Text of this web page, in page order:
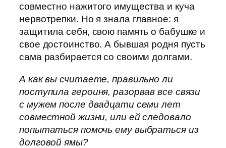
совместно нажитого имущества и куча
нервотрепки. Но я знала главное: я
защитила себя, свою память о бабушке и
свое достоинство. А бывшая родня пусть
сама разбирается со своими долгами.
А как вы считаете, правильно ли
поступила героиня, разорвав все связи
с мужем после двадцати семи лет
совместной жизни, или ей следовало
попытаться помочь ему выбраться из
долговой ямы?